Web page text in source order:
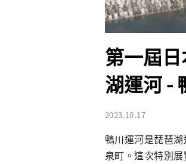
第一屆
湖運河 -
2023.10.17
鴨川運河是琵琶
泉町。這次特別